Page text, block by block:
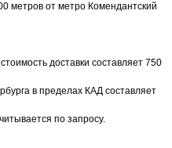
метров от метро Комендантский
доставки составляет 750
в пределах КАД составляет
по запросу.